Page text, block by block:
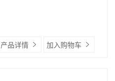
产品详情 加入购物车